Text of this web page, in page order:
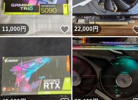
11,000円 いいね！
22,000円